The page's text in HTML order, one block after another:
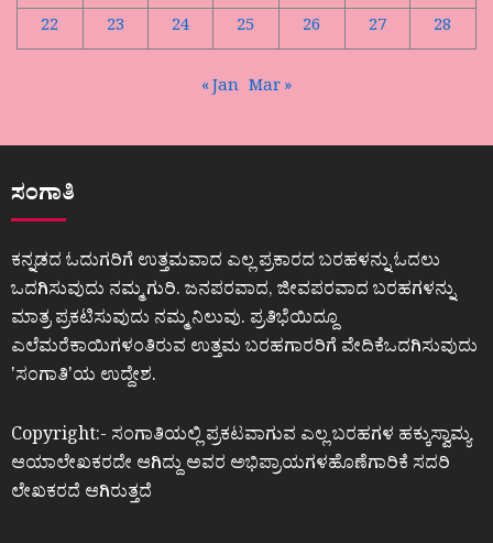
22
23 24 25 26 27 28
« Jan Mar »
ಸಂಗಾತಿ
ಕನ್ನಡದ ಓದುಗರಿಗೆ ಉತ್ತಮವಾದ ಎಲ್ಲ ಪ್ರಕಾರದ ಬರಹಳನ್ನು ಓದಲು
ಒದಗಿಸುವುದು ನಮ್ಮ ಗುರಿ. ಜನಪರವಾದ, ಜೀವಪರವಾದ ಬರಹಗಳನ್ನು
ಮಾತ್ರ ಪ್ರಕಟಿಸುವುದು ನಮ್ಮ ನಿಲುವು. ಪ್ರತಿಭೆಯಿದ್ದೂ
ಎಲೆಮರೆಕಾಯಿಗಳಂತಿರುವ ಉತ್ತಮ ಬರಹಗಾರರಿಗೆ ವೇದಿಕೆಒದಗಿಸುವುದು
ʼಸಂಗಾತಿʼಯ ಉದ್ದೇಶ.
Copyright:- ಸಂಗಾತಿಯಲ್ಲಿ ಪ್ರಕಟವಾಗುವ ಎಲ್ಲ ಬರಹಗಳ ಹಕ್ಕುಸ್ವಾಮ್ಯ
ಆಯಾಲೇಖಕರದೇ ಆಗಿದ್ದು ಅವರ ಅಭಿಪ್ರಾಯಗಳಹೊಣೆಗಾರಿಕೆ ಸದರಿ
ಲೇಖಕರದೆ ಆಗಿರುತ್ತದೆ